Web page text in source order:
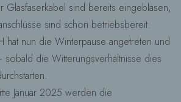
Glasfaserkabel sind bereits eingeblasen,
sind schon betriebsbereit.
hat nun die Winterpause angetreten und
sobald die Witterungsverhältnisse dies
Januar 2025 werden die